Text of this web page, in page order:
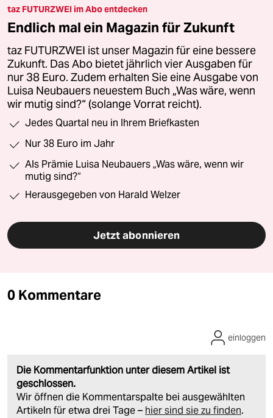
taz FUTURZWEI im Abo entdecken
Endlich mal ein Magazin für Zukunft
taz FUTURZWEI ist unser Magazin für eine bessere
Zukunft. Das Abo bietet jährlich vier Ausgaben für
nur 38 Euro. Zudem erhalten Sie eine Ausgabe von
Luisa Neubauers neuestem Buch „Was wäre, wenn
wir mutig sind?“ (solange Vorrat reicht).
Jedes Quartal neu in Ihrem Briefkasten
Nur 38 Euro im Jahr
Als Prämie Luisa Neubauers „Was wäre, wenn wir
mutig sind?“
Herausgegeben von Harald Welzer
Jetzt abonnieren
0 Kommentare
Die Kommentarfunktion unter diesem Artikel ist
geschlossen.
Wir öffnen die Kommentarspalte bei ausgewählten
Artikeln für etwa drei Tage – hier sind sie zu finden.
einloggen